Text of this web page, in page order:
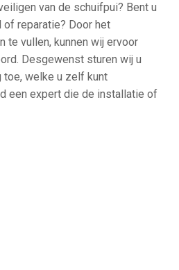
van de schuifpui? Bent u
reparatie? Door het
te vullen, kunnen wij ervoor
Desgewenst sturen wij u
toe, welke u zelf kunt
een expert die de installatie of